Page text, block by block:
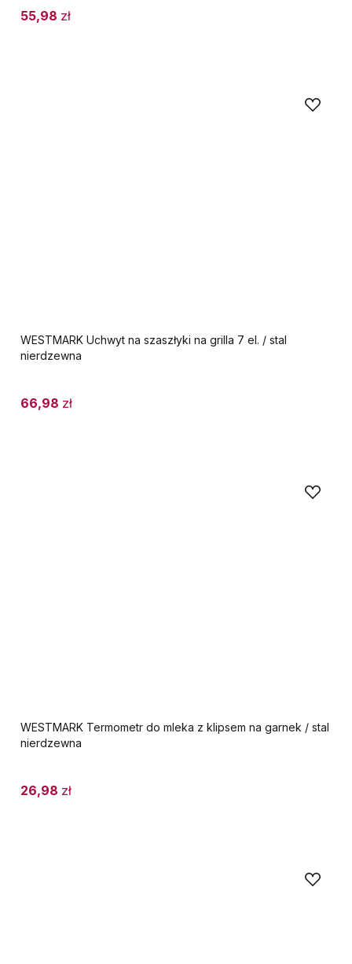
55,98 zł
WESTMARK Uchwyt na szaszłyki na grilla 7 el. / stal
nierdzewna
66,98 zł
WESTMARK Termometr do mleka z klipsem na garnek / stal
nierdzewna
26,98 zł